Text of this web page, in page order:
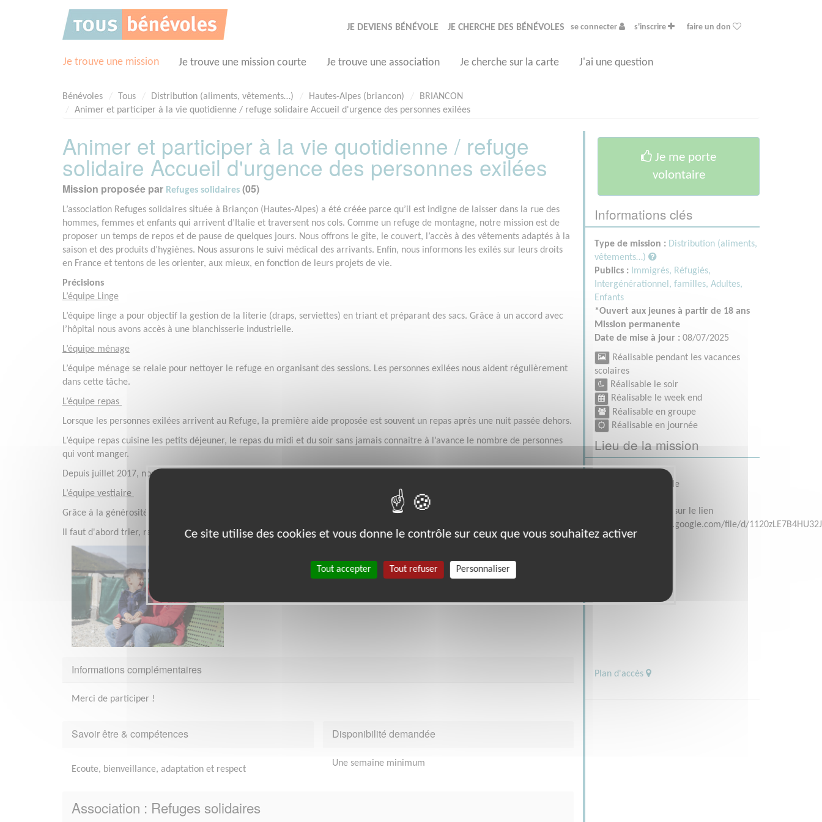
JE DEVIENS BÉNÉVOLE JE CHERCHE DES BÉNÉVOLES se connecter s'inscrire faire un don
Je trouve une mission Je trouve une mission courte Je trouve une association Je cherche sur la carte J'ai une question
Bénévoles Tous Distribution (aliments, vêtements…) Hautes-Alpes (briancon)
BRIANCON
Animer et participer à la vie quotidienne / refuge solidaire Accueil d'urgence des personnes exilées
Animer et participer à la vie quotidienne / refuge
solidaire Accueil d'urgence des personnes exilées
Mission proposée par Refuges solidaires (05)
L’association Refuges solidaires située à Briançon (Hautes-Alpes) a été créée parce qu’il est indigne de laisser dans la rue des
hommes, femmes et enfants qui arrivent d’Italie et traversent nos cols. Comme un refuge de montagne, notre mission est de
proposer un temps de repos et de pause de quelques jours. Nous offrons le gîte, le couvert, l’accès à des vêtements adaptés à la
saison et des produits d’hygiènes. Nous assurons le suivi médical des arrivants. Enfin, nous informons les exilés sur leurs droits
en France et tentons de les orienter, aux mieux, en fonction de leurs projets de vie.
Précisions
L’équipe Linge
L’équipe linge a pour objectif la gestion de la literie (draps, serviettes) en triant et préparant des sacs. Grâce à un accord avec
l’hôpital nous avons accès à une blanchisserie industrielle.
L’équipe ménage
L’équipe ménage se relaie pour nettoyer le refuge en organisant des sessions. Les personnes exilées nous aident régulièrement
dans cette tâche.
L’équipe repas
Lorsque les personnes exilées arrivent au Refuge, la première aide proposée est souvent un repas après une nuit passée dehors.
L’équipe repas cuisine les petits déjeuner, le repas du midi et du soir sans jamais connaitre à l’avance le nombre de personnes
qui vont manger.
Depuis juillet 2017, nous avons servi 150 000 repas cuisinés par des bénévoles.
L’équipe vestiaire
Grâce à la générosité des habitant.e.s, nous pouvons proposer des vêtements adaptés aux personnes exilées.
Il faut d'abord trier, ranger et organiser les dons et le vestiaire pour ensuite les mettre à disposition des personnes accueillies.
Informations complémentaires
Merci de participer !
Savoir être & compétences
Ecoute, bienveillance, adaptation et respect
Disponibilité demandée
Une semaine minimum
Association : Refuges solidaires
Je me porte
volontaire
Informations clés
Type de mission : Distribution (aliments,
vêtements…)
Publics : Immigrés, Réfugiés,
Intergénérationnel, familles, Adultes,
Enfants
*Ouvert aux jeunes à partir de 18 ans
Mission permanente
Date de mise à jour : 08/07/2025
Réalisable pendant les vacances
scolaires
Réalisable le soir
Réalisable le week end
Réalisable en groupe
Réalisable en journée
Lieu de la mission
34 route de Grenoble
Les indications sont sur le lien
suivanthttps://drive.google.com/file/d/
usp=sharing
Plan d'accès
Ce site utilise des cookies et vous donne le contrôle sur ceux que vous souhaitez activer
Tout accepter Tout refuser Personnaliser